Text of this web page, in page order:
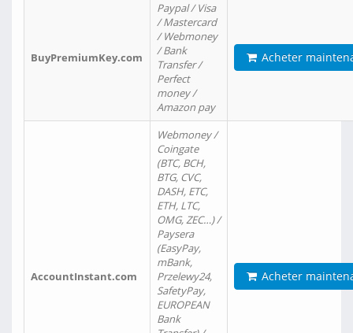
BuyPremiumKey.com
Paypal / Visa
/ Mastercard
/ Webmoney
/ Bank
Transfer /
Perfect
money /
Amazon pay
Acheter
AccountInstant.com
Webmoney /
Coingate
(BTC, BCH,
BTG, CVC,
DASH, ETC,
ETH, LTC,
OMG, ZEC…) /
Paysera
(EasyPay,
mBank,
Przelewy24,
SafetyPay,
EUROPEAN
Bank
Acheter